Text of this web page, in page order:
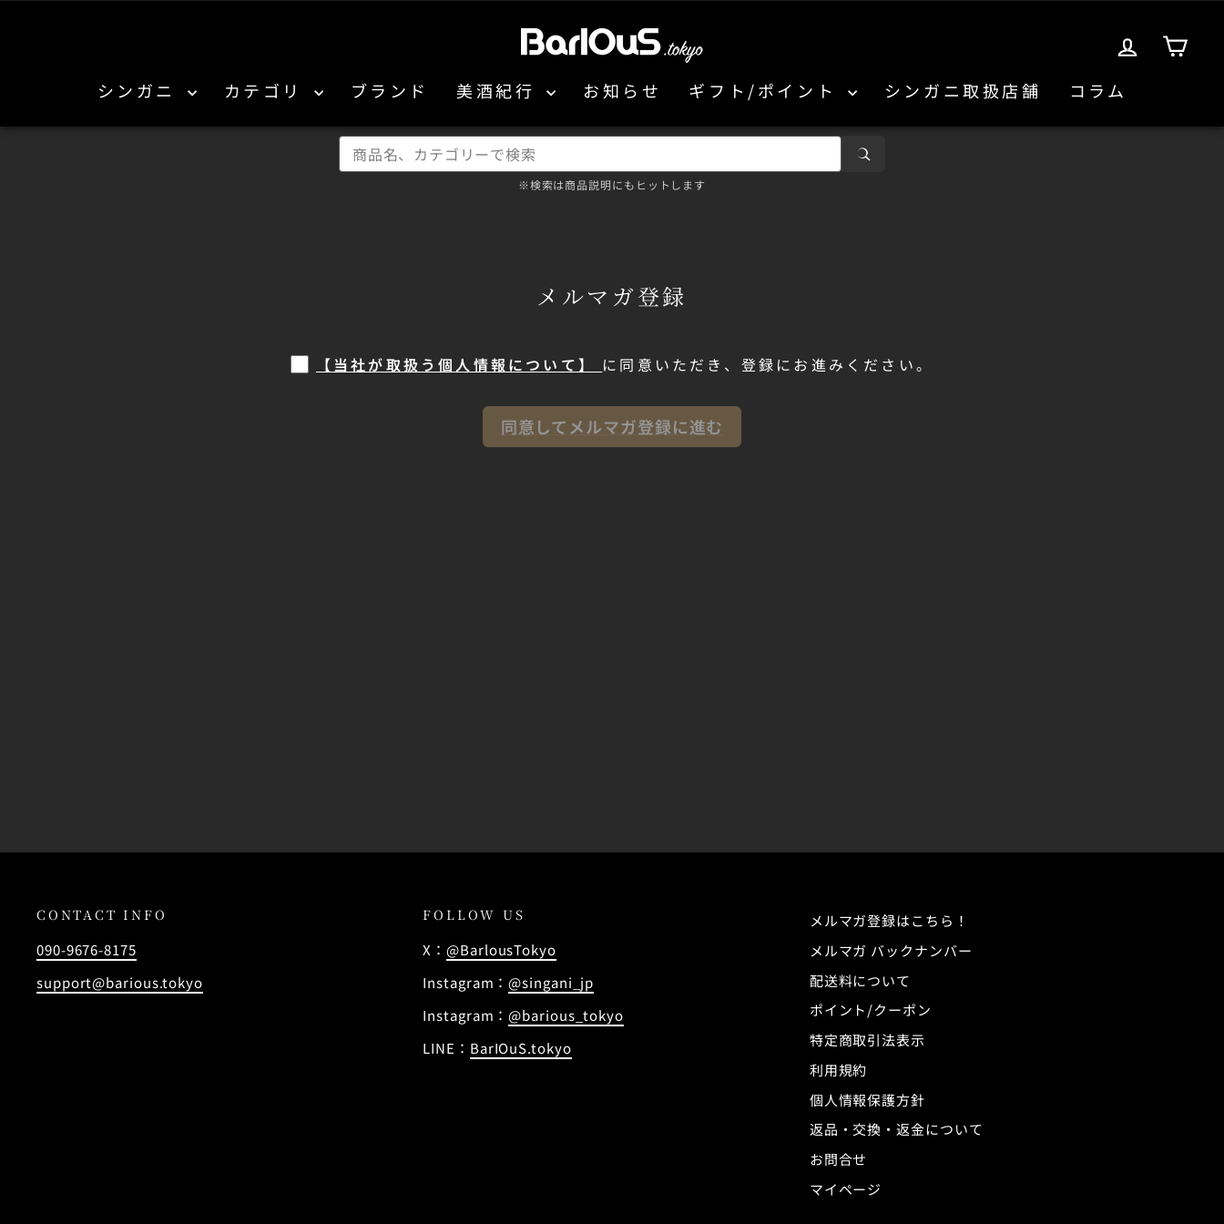
ログイン
カ
シンガニ カテゴリ ブランド 美酒紀行 お知らせ ギフト/ポイント シンガニ取扱店舗 コラム
※検索は商品説明にもヒットします
メルマガ登録
【当社が取扱う個人情報について】 に同意いただき、登録にお進みください。
同意してメルマガ登録に進む
CONTACT INFO
090-9676-8175
support@barious.tokyo
FOLLOW US
X：@BarlousTokyo
Instagram：@singani_jp
Instagram：@barious_tokyo
LINE： BarIOuS.tokyo
メルマガ登録はこちら！
メルマガ バックナンバー
配送料について
ポイント/クーポン
特定商取引法表示
利用規約
個人情報保護方針
返品・交換・返金について
お問合せ
マイページ